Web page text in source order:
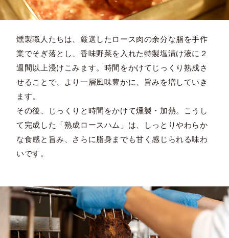
燻製職人たちは、厳選したロース肉の余分な脂を手作
業でそぎ落とし、香味野菜を入れた特製塩漬け液に２
週間以上浸けこみます。時間をかけてじっくり熟成さ
せることで、より一層風味豊かに、旨みを増していき
ます。
その後、じっくりと時間をかけて燻製・加熱。こうし
て完成した「熟成ロースハム」は、しっとりやわらか
な食感と旨み、さらに脂身までも甘く感じられる味わ
いです。